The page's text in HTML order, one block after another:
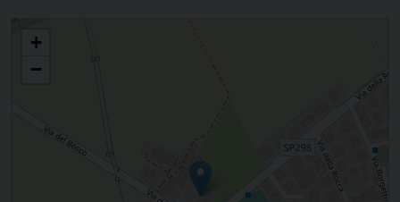
Parrocchia San Giovanni Battista in Passatore di Cuneo
+
−